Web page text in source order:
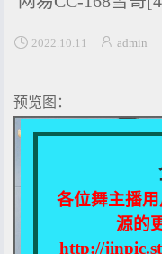
最新发布
国内主播
主播合集
用户中心
 2022.10.11  admin
预览图：
各位舞主播
源的
http://